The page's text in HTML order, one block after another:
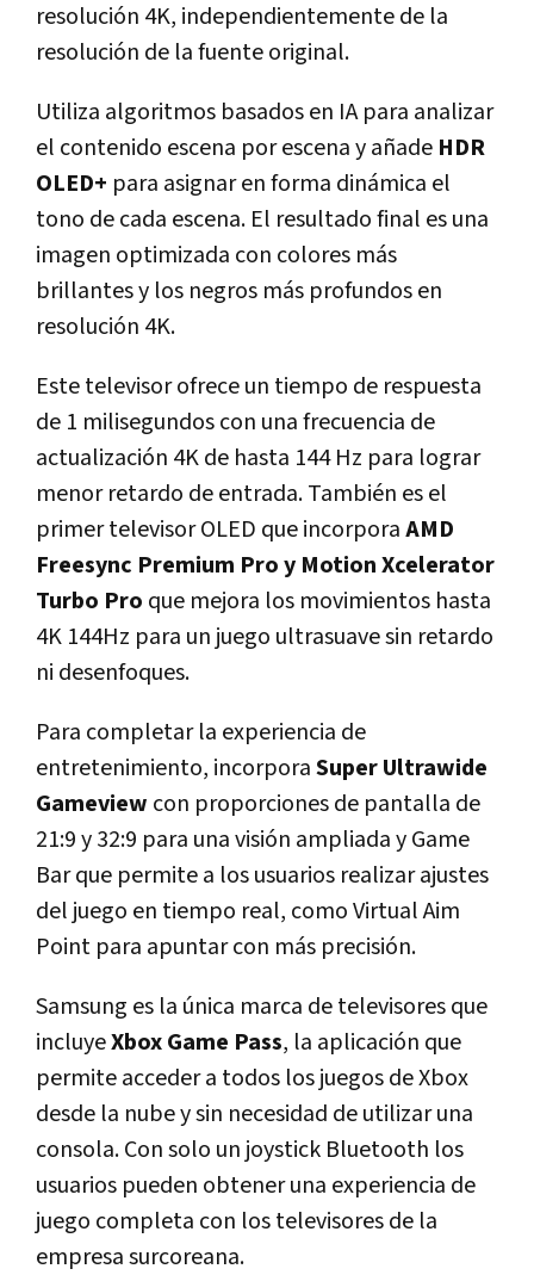
resolución 4K, independientemente de la
resolución de la fuente original.
Utiliza algoritmos basados en IA para analizar
el contenido escena por escena y añade HDR
OLED+ para asignar en forma dinámica el
tono de cada escena. El resultado final es una
imagen optimizada con colores más
brillantes y los negros más profundos en
resolución 4K.
Este televisor ofrece un tiempo de respuesta
de 1 milisegundos con una frecuencia de
actualización 4K de hasta 144 Hz para lograr
menor retardo de entrada. También es el
primer televisor OLED que incorporaAMD
Freesync Premium Pro y Motion Xcelerator
Turbo Pro que mejora los movimientos hasta
4K 144Hz para un juego ultrasuave sin retardo
ni desenfoques.
Para completar la experiencia de
entretenimiento, incorporaSuper Ultrawide
Gameview con proporciones de pantalla de
21:9 y 32:9 para una visión ampliada y Game
Bar que permite a los usuarios realizar ajustes
del juego en tiempo real, como Virtual Aim
Point para apuntar con más precisión.
Samsung es la única marca de televisores que
incluyeXbox Game Pass, la aplicación que
permite acceder a todos los juegos de Xbox
desde la nube y sin necesidad de utilizar una
consola. Con solo un joystick Bluetooth los
usuarios pueden obtener una experiencia de
juego completa con los televisores de la
empresa surcoreana.